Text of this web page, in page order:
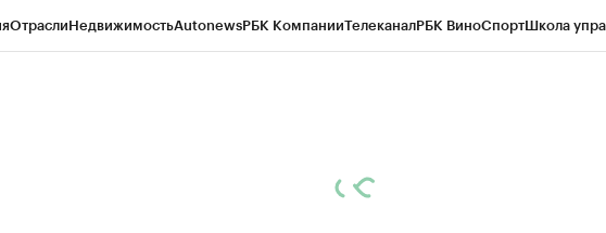
ОтраслиНедвижимостьAutonewsРБК КомпанииТелеканалРБК ВиноСпортШкола